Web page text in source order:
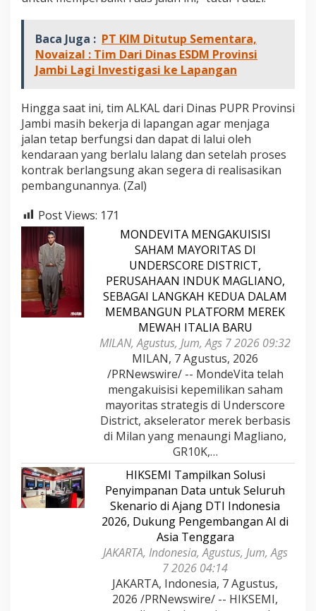
Baca Juga : PT KIM Ditutup Sementara,
Novaizal : Tim Dari Dinas ESDM Provinsi
Jambi Lagi Investigasi ke Lapangan
Hingga saat ini, tim ALKAL dari Dinas PUPR Provinsi
Jambi masih bekerja di lapangan agar menjaga
jalan tetap berfungsi dan dapat di lalui oleh
kendaraan yang berlalu lalang dan setelah proses
kontrak berlangsung akan segera di realisasikan
pembangunannya. (Zal)
Post Views: 171
MONDEVITA MENGAKUISISI
SAHAM MAYORITAS DI
UNDERSCORE DISTRICT,
PERUSAHAAN INDUK MAGLIANO,
SEBAGAI LANGKAH KEDUA DALAM
MEMBANGUN PLATFORM MEREK
MEWAH ITALIA BARU
MILAN, Agustus, Jum, Ags 7 2026 09:32
MILAN, 7 Agustus, 2026
/PRNewswire/ -- MondeVita telah
mengakuisisi kepemilikan saham
mayoritas strategis di Underscore
District, akselerator merek berbasis
di Milan yang menaungi Magliano,
GR10K,…
HIKSEMI Tampilkan Solusi
Penyimpanan Data untuk Seluruh
Skenario di Ajang DTI Indonesia
2026, Dukung Pengembangan AI di
Asia Tenggara
JAKARTA, Indonesia, Agustus, Jum, Ags
7 2026 04:14
JAKARTA, Indonesia, 7 Agustus,
2026 /PRNewswire/ -- HIKSEMI,